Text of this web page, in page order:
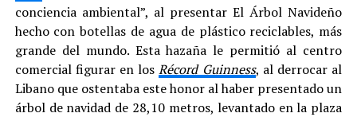
por parte de la CCB y Grupo Bimbo.
conciencia ambiental”, al presentar El Árbol Navideño
hecho con botellas de agua de plástico reciclables, más
grande del mundo. Esta hazaña le permitió al centro
comercial figurar en losRécord Guinness, al derrocar al
Libano que ostentaba este honor al haber presentado un
árbol de navidad de 28,10 metros, levantado en la plaza